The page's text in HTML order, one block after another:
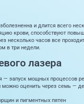
и длится всего
крови, способствуют
несколько часов все
в три недели.
лазера
— запуск мощных процессов
можно оценить через семь —
и пигментных пятен